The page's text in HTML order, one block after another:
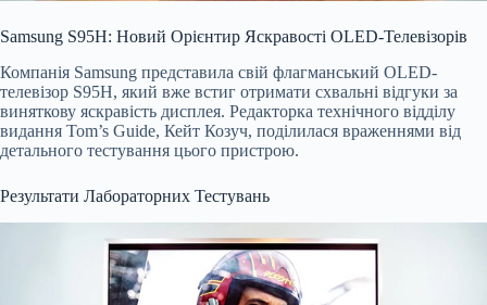
Samsung S95H: Новий Орієнтир Яскравості OLED-Телевізорів
Компанія Samsung представила свій флагманський OLED-
телевізор S95H, який вже встиг отримати схвальні відгуки за
виняткову яскравість дисплея. Редакторка технічного відділу
видання Tom’s Guide, Кейт Козуч, поділилася враженнями від
детального тестування цього пристрою.
Результати Лабораторних Тестувань